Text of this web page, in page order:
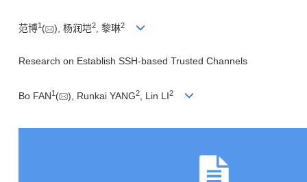
范博1 ( ), 杨润垲2, 黎琳2
Research on Establish SSH-based Trusted Channels
Bo FAN1 ( ), Runkai YANG2 , Lin LI2